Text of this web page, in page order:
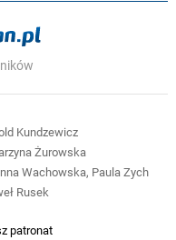
patronat
Kundzewicz
Żurowska
Wachowska, Paula Zych
Rusek